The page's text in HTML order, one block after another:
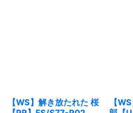
【WS】解き放たれた 桜
【